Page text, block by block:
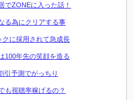
でZONEに入った話！
る為にクリアする事
クに採用されて急成長
100年先の笑顔を造る
引予測でがっちり
も視聴率稼げるの？